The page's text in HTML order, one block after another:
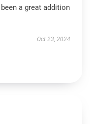
a great addition
Oct 23, 2024